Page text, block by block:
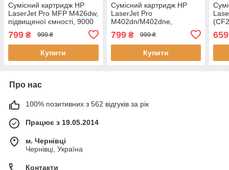
Сумісний картридж HP
LaserJet Pro MFP M426dw,
підвищеної ємності, 9000
GRAVITONE
799 ₴ 999 ₴
Купити
Сумісний картридж HP
LaserJet Pro
M402dn/M402dne,
підвищеної ємності, 9000
стор., аналог від
GRAVITONE
799₴ 999 ₴
Купити
659
Про нас
100% позитивних з 562 відгуків за рік
Працює з 19.05.2014
м. Чернівці
Чернівці, Україна
Контакти